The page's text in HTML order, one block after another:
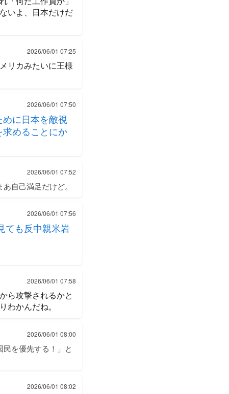
いよ、日本だけだ
2026/06/01 07:25
リカみたいに王様
2026/06/01 07:50
に日本を敵視
めることにか
2026/06/01 07:52
自己満足だけど。
2026/06/01 07:56
ても反中親米岩
2026/06/01 07:58
ら攻撃されるかと
かんだね。
2026/06/01 08:00
を優先する！」と
2026/06/01 08:02